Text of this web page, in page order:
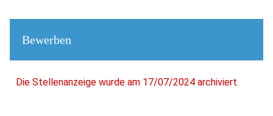
Bewerben
Die Stellenanzeige wurde am 17/07/2024 archiviert.